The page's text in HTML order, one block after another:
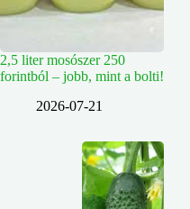
2,5 liter mosószer 250
forintból – jobb, mint a bolti!
2026-07-21